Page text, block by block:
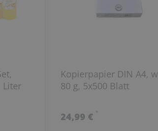
Liter
Kopierpapier DIN A4,
80 g, 5x500 Blatt
24,99 € *